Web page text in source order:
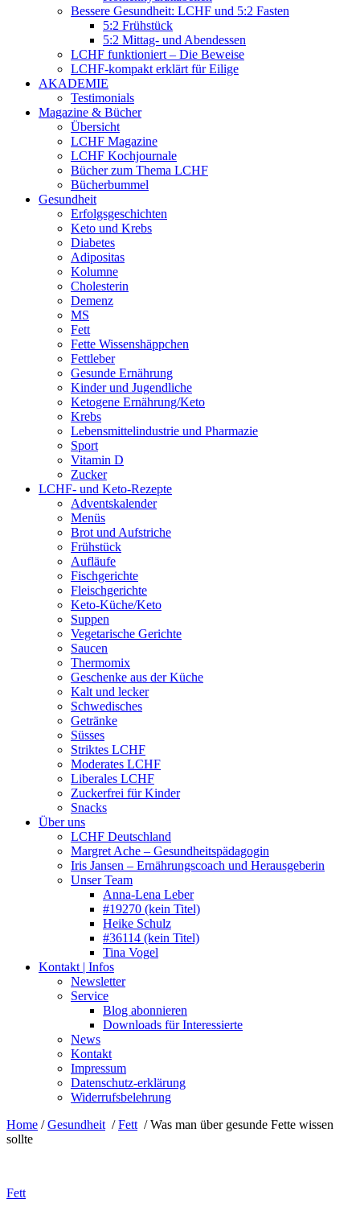
Bessere Gesundheit: LCHF und 5:2 Fasten
5:2 Frühstück
5:2 Mittag- und Abendessen
LCHF funktioniert – Die Beweise
LCHF-kompakt erklärt für Eilige
AKADEMIE
Testimonials
Magazine & Bücher
Übersicht
LCHF Magazine
LCHF Kochjournale
Bücher zum Thema LCHF
Bücherbummel
Gesundheit
Erfolgsgeschichten
Keto und Krebs
Diabetes
Adipositas
Kolumne
Cholesterin
Demenz
MS
Fett
Fette Wissenshäppchen
Fettleber
Gesunde Ernährung
Kinder und Jugendliche
Ketogene Ernährung/Keto
Krebs
Lebensmittelindustrie und Pharmazie
Sport
Vitamin D
Zucker
LCHF- und Keto-Rezepte
Adventskalender
Menüs
Brot und Aufstriche
Frühstück
Aufläufe
Fischgerichte
Fleischgerichte
Keto-Küche/Keto
Suppen
Vegetarische Gerichte
Saucen
Thermomix
Geschenke aus der Küche
Kalt und lecker
Schwedisches
Getränke
Süsses
Striktes LCHF
Moderates LCHF
Liberales LCHF
Zuckerfrei für Kinder
Snacks
Über uns
LCHF Deutschland
Margret Ache – Gesundheitspädagogin
Iris Jansen – Ernährungscoach und Herausgeberin
Unser Team
Anna-Lena Leber
#19270 (kein Titel)
Heike Schulz
#36114 (kein Titel)
Tina Vogel
Kontakt | Infos
Newsletter
Service
Blog abonnieren
Downloads für Interessierte
News
Kontakt
Impressum
Datenschutz-erklärung
Widerrufsbelehrung
Home /Gesundheit /Fett /Was man über gesunde Fette wissen
sollte
Fett